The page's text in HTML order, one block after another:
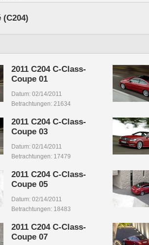
(C204)
2011 C204 C-Class-
Coupe 01
Datum: 02/14/2011
Betrachtungen: 21634
2011 C204 C-Class-
Coupe 03
Datum: 02/14/2011
Betrachtungen: 17479
2011 C204 C-Class-
Coupe 05
Datum: 02/14/2011
Betrachtungen: 18483
2011 C204 C-Class-
Coupe 07